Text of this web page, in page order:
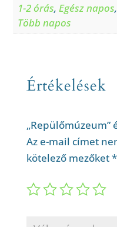
1-2 órás,Egész napos
Több napos
Értékelések
„Repülőmúzeum”
Az e-mail címet
kötelező mezőket*